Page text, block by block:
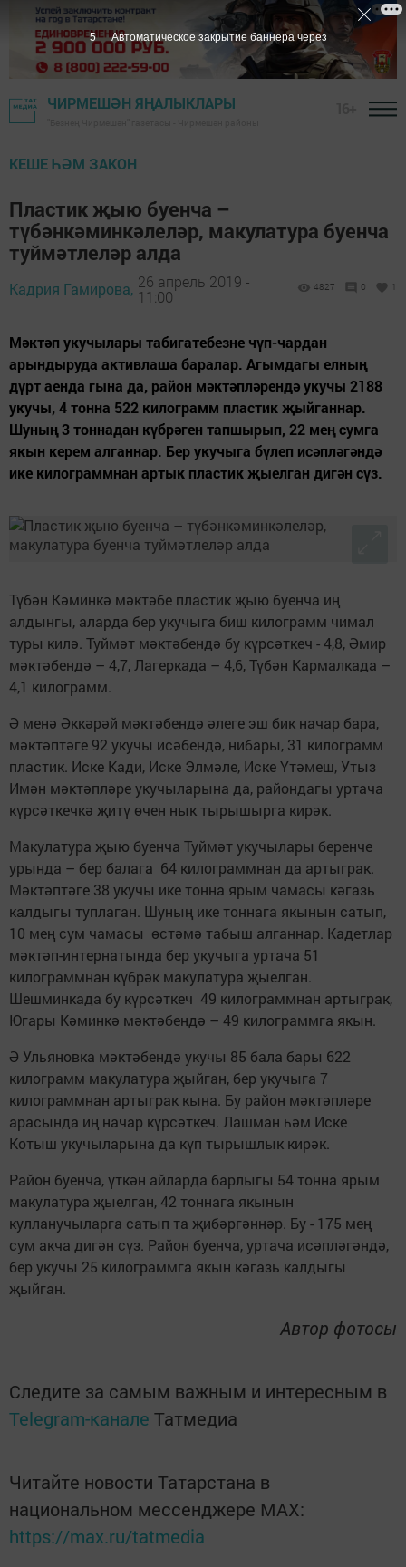
ЧИРМЕШӘН ЯҢАЛЫКЛАРЫ
КЕШЕ ҺӘМ ЗАКОН
Пластик җыю буенча –
түбәнкәминкәлеләр, макулатура буенча
туймәтлеләр алда
Кадрия Гамирова, 26 апрель 2019 -
11:00
4827 0 1
Мәктәп укучылары табигатебезне чүп-чардан
арындыруда активлаша баралар. Агымдагы елның
дүрт аенда гына да, район мәктәпләрендә укучы 2188
укучы, 4 тонна 522 килограмм пластик җыйганнар.
Шуның 3 тоннадан күбрәген тапшырып, 22 мең сумга
якын керем алганнар. Бер укучыга бүлеп исәпләгәндә
ике килограммнан артык пластик җыелган дигән сүз.
Түбән Кәминкә мәктәбе пластик җыю буенча иң
алдынгы, аларда бер укучыга биш килограмм чимал
туры килә. Туймәт мәктәбендә бу күрсәткеч - 4,8, Әмир
мәктәбендә – 4,7, Лагеркада – 4,6, Түбән Кармалкада –
4,1 килограмм.
Ә менә Әккәрәй мәктәбендә әлеге эш бик начар бара,
мәктәптәге 92 укучы исәбендә, нибары, 31 килограмм
пластик. Иске Кади, Иске Элмәле, Иске Үтәмеш, Утыз
Имән мәктәпләре укучыларына да, райондагы уртача
күрсәткечкә җитү өчен нык тырышырга кирәк.
Макулатура җыю буенча Туймәт укучылары беренче
урында – бер балага 64 килограммнан да артыграк.
Мәктәптәге 38 укучы ике тонна ярым чамасы кәгазь
калдыгы туплаган. Шуның ике тоннага якынын сатып,
10 мең сум чамасы өстәмә табыш алганнар. Кадетлар
мәктәп-интернатында бер укучыга уртача 51
килограммнан күбрәк макулатура җыелган.
Шешминкада бу күрсәткеч 49 килограммнан артыграк,
Югары Кәминкә мәктәбендә – 49 килограммга якын.
Ә Ульяновка мәктәбендә укучы 85 бала бары 622
килограмм макулатура җыйган, бер укучыга 7
килограммнан артыграк кына. Бу район мәктәпләре
арасында иң начар күрсәткеч. Лашман һәм Иске
Котыш укучыларына да күп тырышлык кирәк.
Район буенча, үткән айларда барлыгы 54 тонна ярым
макулатура җыелган, 42 тоннага якынын
кулланучыларга сатып та җибәргәннәр. Бу - 175 мең
сум акча дигән сүз. Район буенча, уртача исәпләгәндә,
бер укучы 25 килограммга якын кәгазь калдыгы
җыйган.
Автор фотосы
Следите за самым важным и интересным в
Telegram-канале Татмедиа
Читайте новости Татарстана в
национальном мессенджере MАХ:
https://max.ru/tatmedia
4 Автоматическое закрытие баннера через